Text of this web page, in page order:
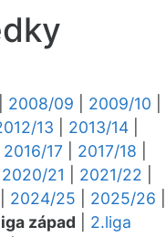
2008/09 2009/10
13 2013/14
2016/17 2017/18
2020/21 2021/22
2024/25 2025/26
západ
2.liga